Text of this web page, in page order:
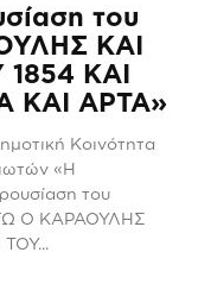
του
ΚΑΙ
ΚΑΙ
ΚΑΙ ΑΡΤΑ»
Κοινότητα
«Η
του
Ο ΚΑΡΑΟΥΛΗΣ